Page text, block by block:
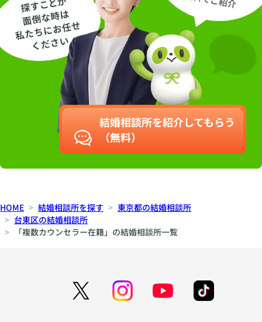
つながります。 だか
ら、提案はしても押
し付けません。 「そ
の方法がしっくりこ
ないなら、別の道も
一緒に探そう」 そん
なスタンスで、あな
たらしい婚活スタイ
ルを共につくってい
きます。 婚活は“頑
張るもの”ではな
抑圧ではなく自由。
自分を縛るのではな
ます。 そして、私た
活」を掲げていま
成婚は多数、最年長
は72歳で幸せな再婚
も実現。 年齢はただ
結婚相談所を紹介してもらう
（無料）
HOME 結婚相談所を探す
東京都の結婚相談所
台東区の結婚相談所
「複数カウンセラー在籍」の結婚相談所一覧